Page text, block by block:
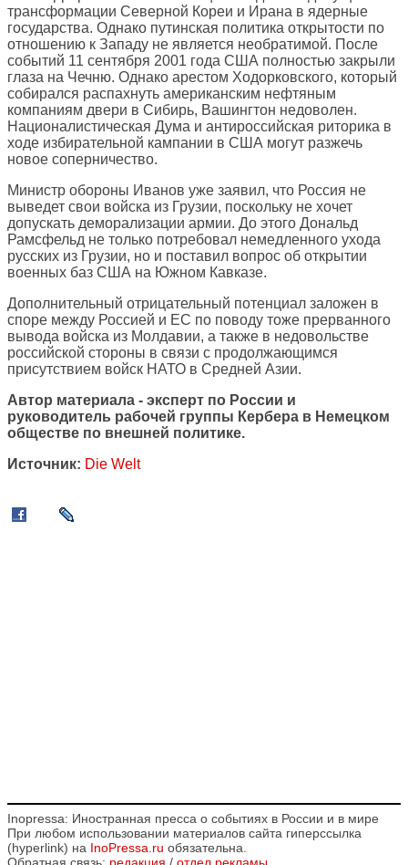
трансформации Северной Кореи и Ирана в ядерные
государства. Однако путинская политика открытости по
отношению к Западу не является необратимой. После
событий 11 сентября 2001 года США полностью закрыли
глаза на Чечню. Однако арестом Ходорковского, который
собирался распахнуть американским нефтяным
компаниям двери в Сибирь, Вашингтон недоволен.
Националистическая Дума и антироссийская риторика в
ходе избирательной кампании в США могут разжечь
новое соперничество.
Министр обороны Иванов уже заявил, что Россия не
выведет свои войска из Грузии, поскольку не хочет
допускать деморализации армии. До этого Дональд
Рамсфельд не только потребовал немедленного ухода
русских из Грузии, но и поставил вопрос об открытии
военных баз США на Южном Кавказе.
Дополнительный отрицательный потенциал заложен в
споре между Россией и ЕС по поводу тоже прерванного
вывода войска из Молдавии, а также в недовольстве
российской стороны в связи с продолжающимся
присутствием войск НАТО в Средней Азии.
Автор материала - эксперт по России и
руководитель рабочей группы Кербера в Немецком
обществе по внешней политике.
Источник: Die Welt
Inopressa: Иностранная пресса о событиях в России и в мире
При любом использовании материалов сайта гиперссылка
(hyperlink) на InoPressa.ru обязательна.